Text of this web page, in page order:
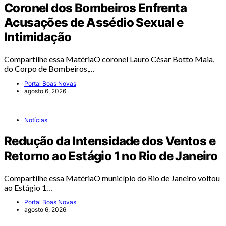
Coronel dos Bombeiros Enfrenta
Acusações de Assédio Sexual e
Intimidação
Compartilhe essa MatériaO coronel Lauro César Botto Maia,
do Corpo de Bombeiros,…
Portal Boas Novas
agosto 6, 2026
Notícias
Redução da Intensidade dos Ventos e
Retorno ao Estágio 1 no Rio de Janeiro
Compartilhe essa MatériaO município do Rio de Janeiro voltou
ao Estágio 1…
Portal Boas Novas
agosto 6, 2026